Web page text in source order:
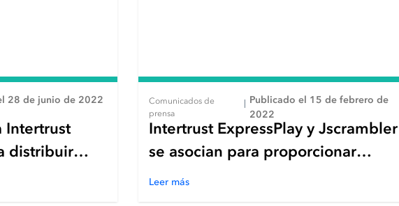
28 de junio de 2022
Intertrust
distribuir
en
Comunicados de
prensa
Publicado el 15 de febrero de
2022
Intertrust ExpressPlay y Jscrambler
se asocian para proporcionar
seguridad de aplicaciones de nivel
Leer más